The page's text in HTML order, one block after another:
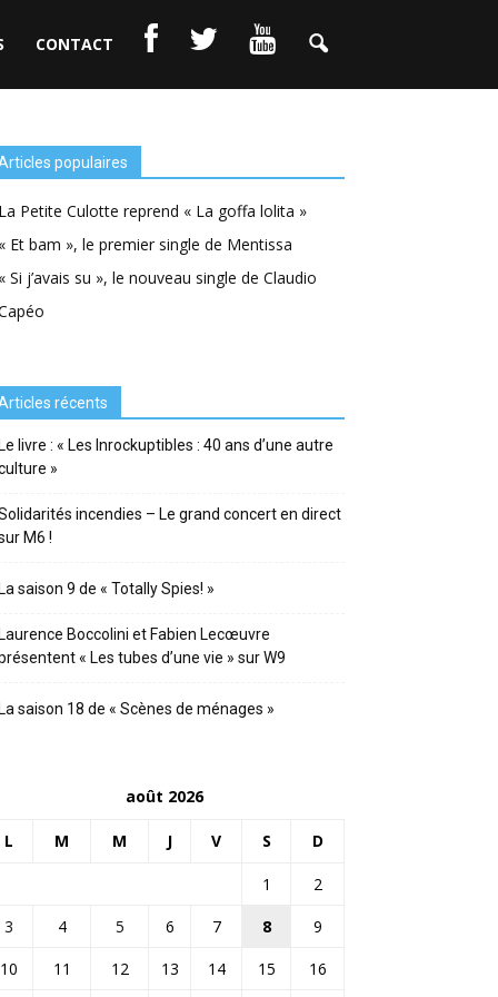
CONTACT
populaires
Petite Culotte reprend « La goffa lolita »
Et bam », le premier single de Mentissa
Si j’avais su », le nouveau single de Claudio
récents
livre : « Les Inrockuptibles : 40 ans d’une autre
»
incendies – Le grand concert en direct
M6 !
saison 9 de « Totally Spies! »
Boccolini et Fabien Lecœuvre
« Les tubes d’une vie » sur W9
saison 18 de « Scènes de ménages »
août 2026
L M M J V S D
1
2
3
4 5 6 7 8
9
10
11 12 13 14 15 16